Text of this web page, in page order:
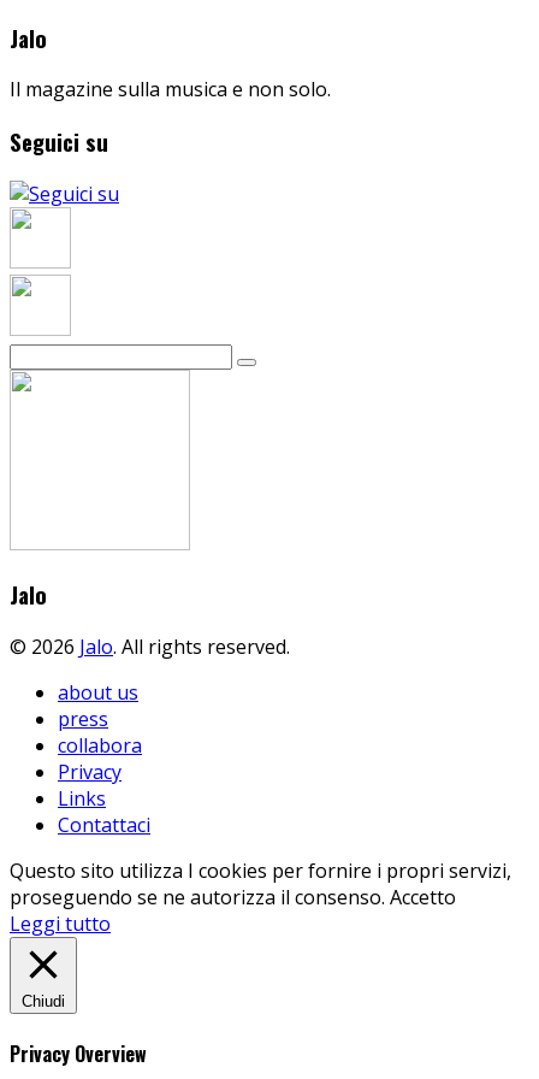
Jalo
Il magazine sulla musica e non solo.
Seguici su
Jalo
© 2026 Jalo. All rights reserved.
about us
press
collabora
Privacy
Links
Contattaci
Questo sito utilizza I cookies per fornire i propri servizi,
proseguendo se ne autorizza il consenso. Accetto
Leggi tutto
Chiudi
Privacy Overview